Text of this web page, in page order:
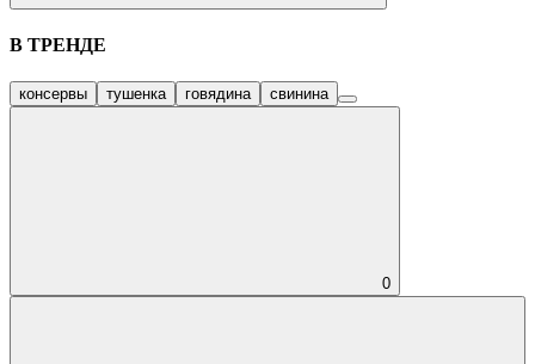
В ТРЕНДЕ
консервы тушенка говядина свинина
0